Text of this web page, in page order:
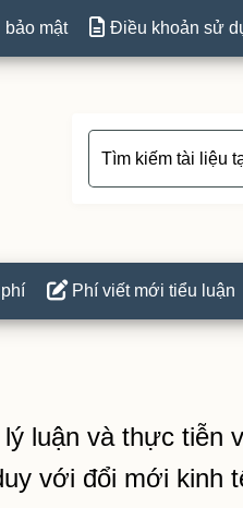
bảo mật Điều khoản sử
Phí viết mới tiểu luận
luận và thực tiễn
với đổi mới kinh